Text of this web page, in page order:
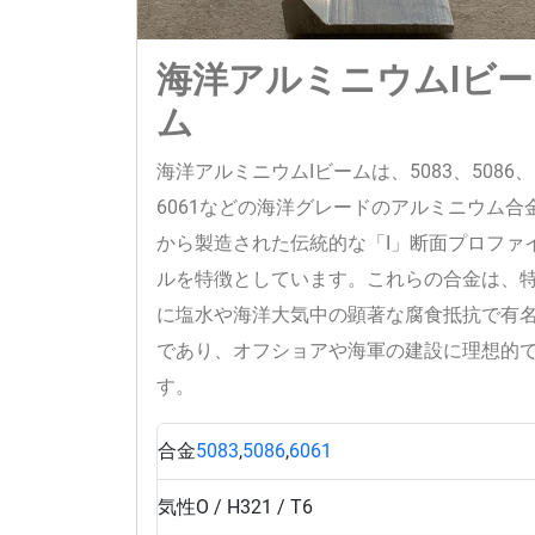
海洋アルミニウムIビー
ム
海洋アルミニウムIビームは、5083、5086、
6061などの海洋グレードのアルミニウム合
から製造された伝統的な「I」断面プロファ
ルを特徴としています。これらの合金は、
に塩水や海洋大気中の顕著な腐食抵抗で有名
であり、オフショアや海軍の建設に理想的
す。
合金5083,5086,6061
気性O / H321 / T6